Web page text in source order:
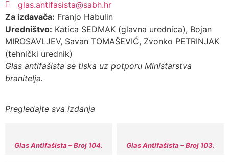
glas.antifasista@sabh.hr
Za izdavača: Franjo Habulin
Uredništvo: Katica SEDMAK (glavna urednica), Bojan
MIROSAVLJEV, Savan TOMAŠEVIĆ, Zvonko PETRINJAK
(tehnički urednik)
Glas antifašista se tiska uz potporu Ministarstva
branitelja.
Pregledajte sva izdanja
Glas Antifašista – Broj 104. Glas Antifašista – Broj 103.